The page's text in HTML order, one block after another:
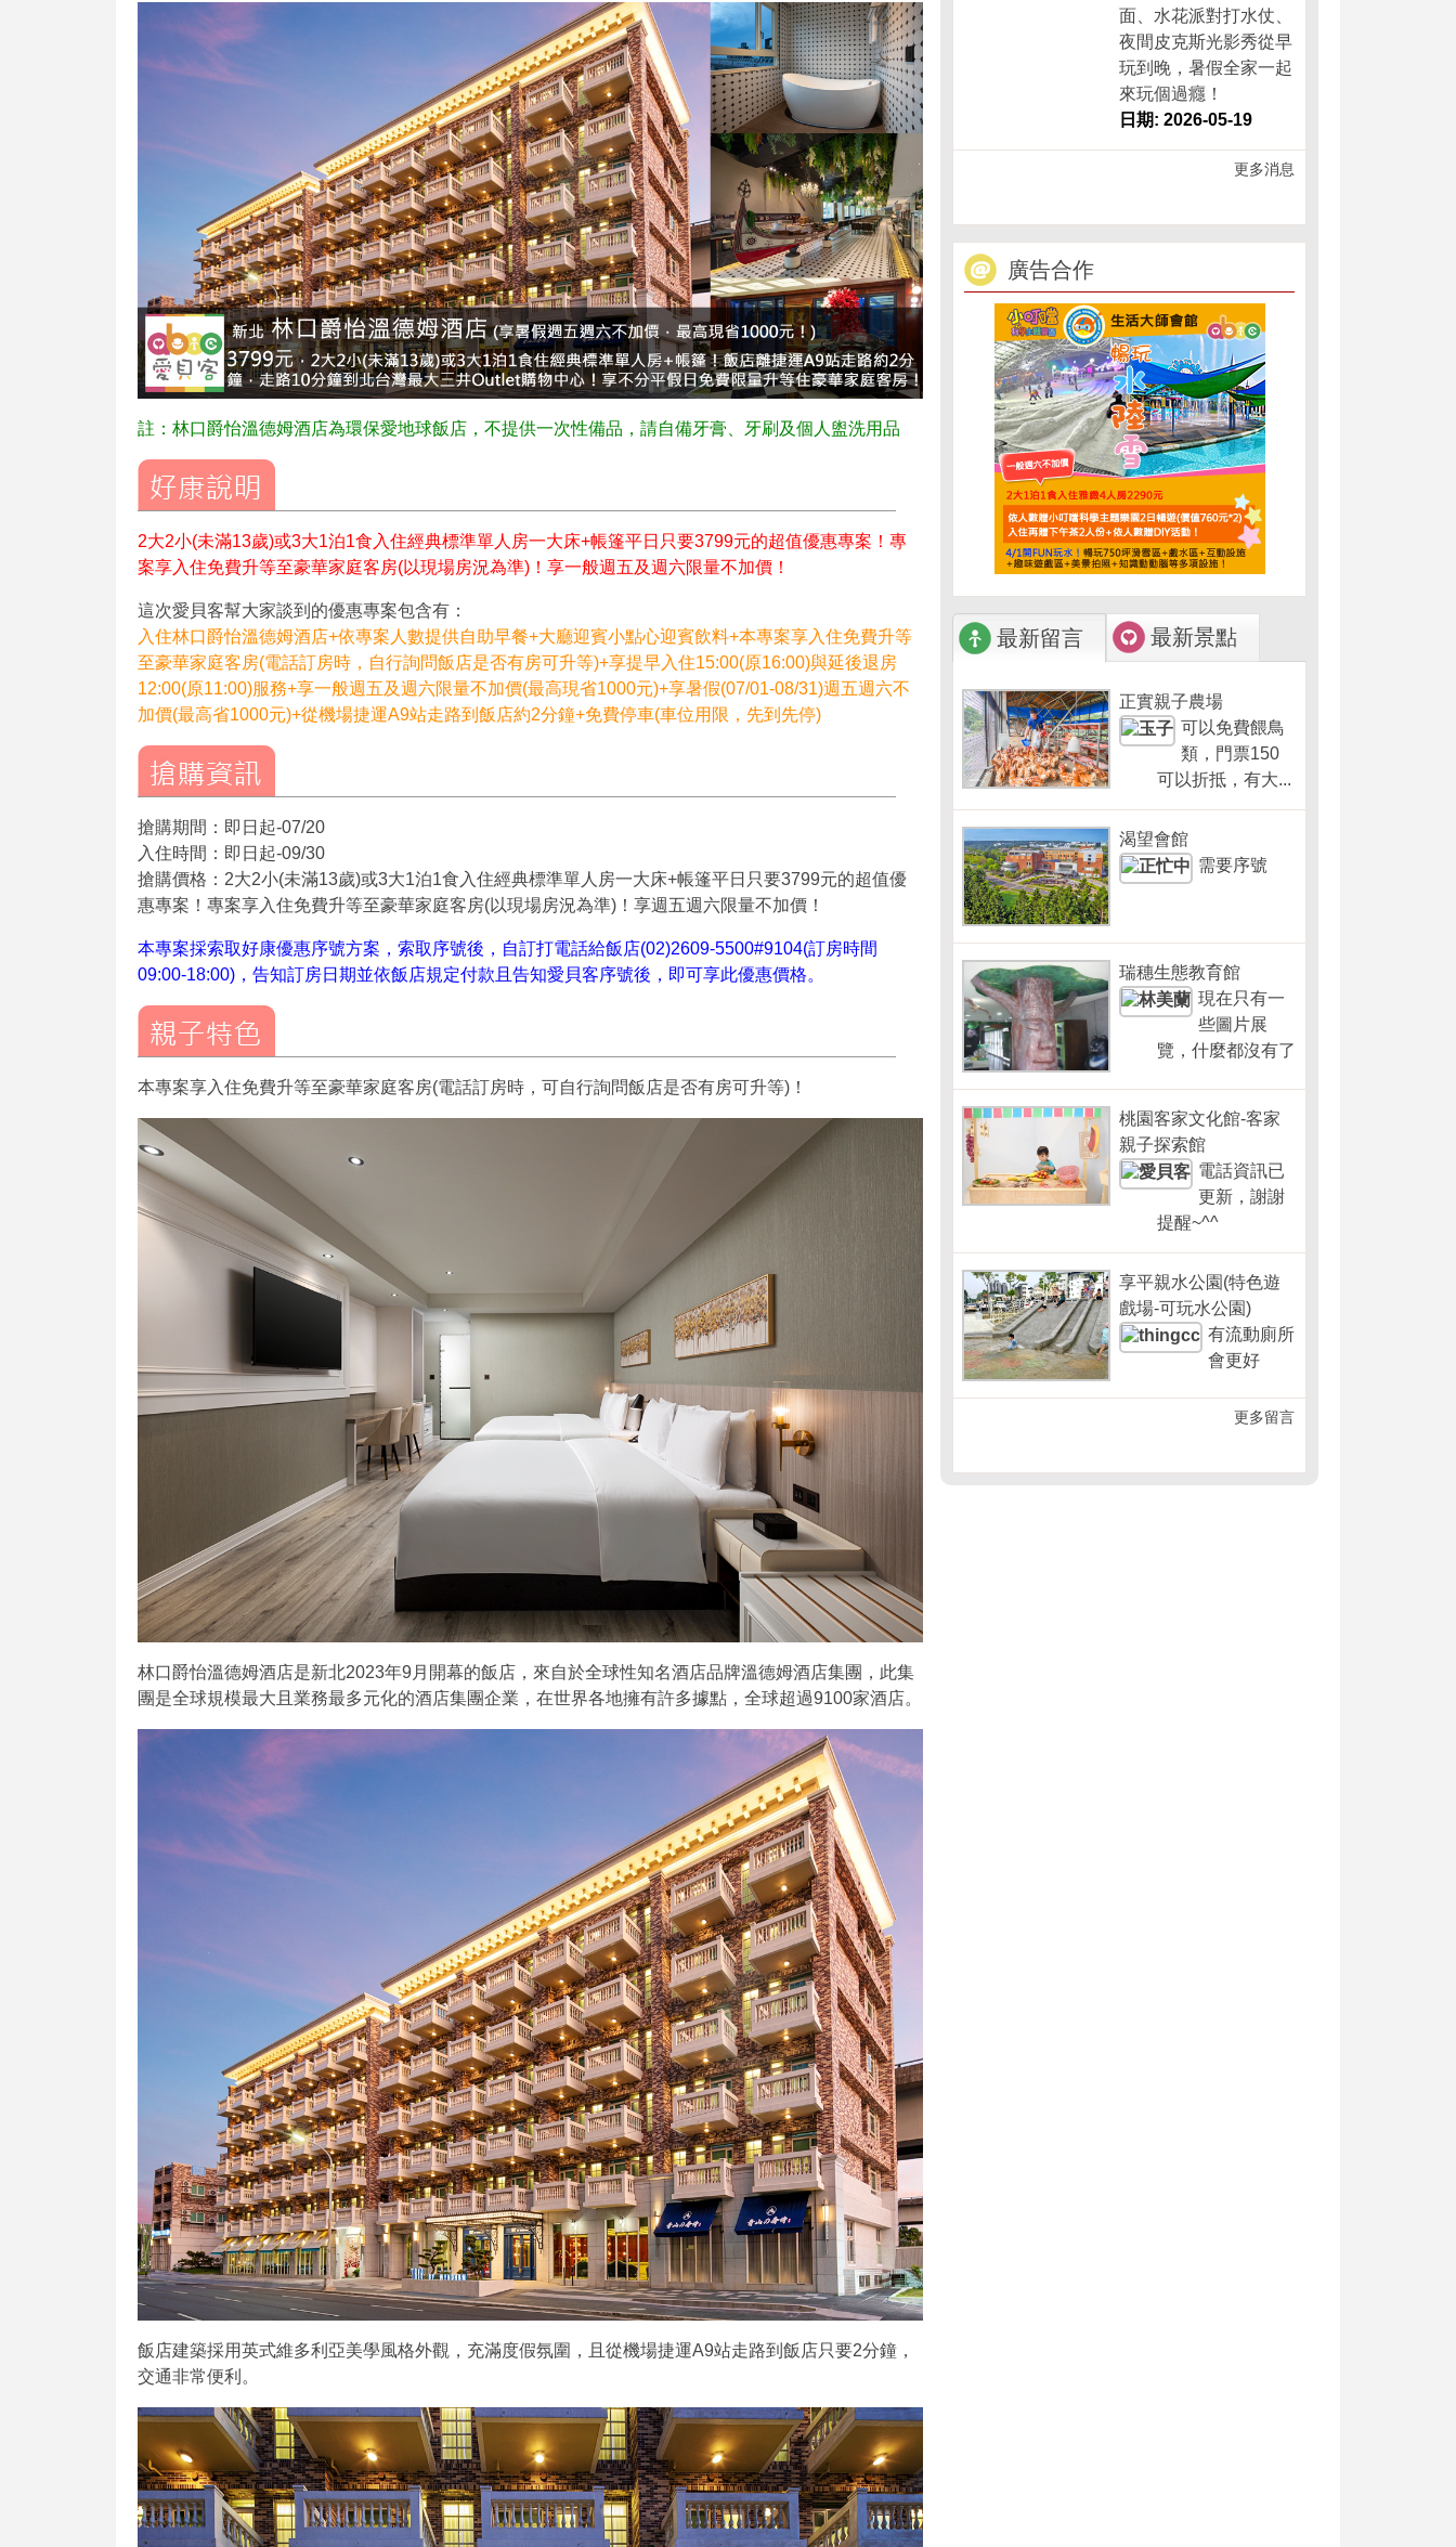
註：林口爵怡溫德姆酒店為環保愛地球飯店，不提供一次性備品，請自備牙膏、牙刷及個人盥洗用品
2大2小(未滿13歲)或3大1泊1食入住經典標準單人房一大床+帳篷平日只要3799元的超值優惠專案！專
案享入住免費升等至豪華家庭客房(以現場房況為準)！享一般週五及週六限量不加價！
這次愛貝客幫大家談到的優惠專案包含有：
入住林口爵怡溫德姆酒店+依專案人數提供自助早餐+大廳迎賓小點心迎賓飲料+本專案享入住免費升等
至豪華家庭客房(電話訂房時，自行詢問飯店是否有房可升等)+享提早入住15:00(原16:00)與延後退房
12:00(原11:00)服務+享一般週五及週六限量不加價(最高現省1000元)+享暑假(07/01-08/31)週五週六不
加價(最高省1000元)+從機場捷運A9站走路到飯店約2分鐘+免費停車(車位用限，先到先停)
搶購期間：即日起-07/20
入住時間：即日起-09/30
搶購價格：2大2小(未滿13歲)或3大1泊1食入住經典標準單人房一大床+帳篷平日只要3799元的超值優
惠專案！專案享入住免費升等至豪華家庭客房(以現場房況為準)！享週五週六限量不加價！
本專案採索取好康優惠序號方案，索取序號後，自訂打電話給飯店(02)2609-5500#9104(訂房時間
09:00-18:00)，告知訂房日期並依飯店規定付款且告知愛貝客序號後，即可享此優惠價格。
本專案享入住免費升等至豪華家庭客房(電話訂房時，可自行詢問飯店是否有房可升等)！
林口爵怡溫德姆酒店是新北2023年9月開幕的飯店，來自於全球性知名酒店品牌溫德姆酒店集團，此集
團是全球規模最大且業務最多元化的酒店集團企業，在世界各地擁有許多據點，全球超過9100家酒店。
飯店建築採用英式維多利亞美學風格外觀，充滿度假氛圍，且從機場捷運A9站走路到飯店只要2分鐘，
交通非常便利。
面、水花派對打水仗、
夜間皮克斯光影秀從早
玩到晚，暑假全家一起
來玩個過癮！
日期: 2026-05-19
更多消息
廣告合作
最新留言 最新景點
正實親子農場
可以免費餵鳥
類，門票150
可以折抵，有大...
渴望會館
需要序號
瑞穗生態教育館
現在只有一
些圖片展
覽，什麼都沒有了
桃園客家文化館-客家
親子探索館
電話資訊已
更新，謝謝
提醒~^^
享平親水公園(特色遊
戲場-可玩水公園)
有流動廁所
會更好
更多留言